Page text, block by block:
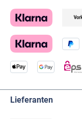
Lieferanten